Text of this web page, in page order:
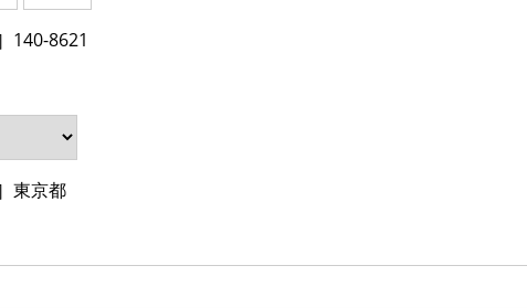
140-8621
東京都